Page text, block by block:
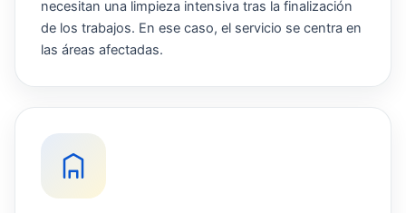
necesitan una limpieza intensiva tras la finalización
de los trabajos. En ese caso, el servicio se centra en
las áreas afectadas.